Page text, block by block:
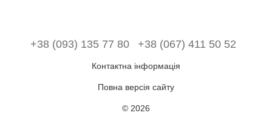
+38 (093) 135 77 80 +38 (067) 411 50 52
Контактна інформація
Повна версія сайту
© 2026